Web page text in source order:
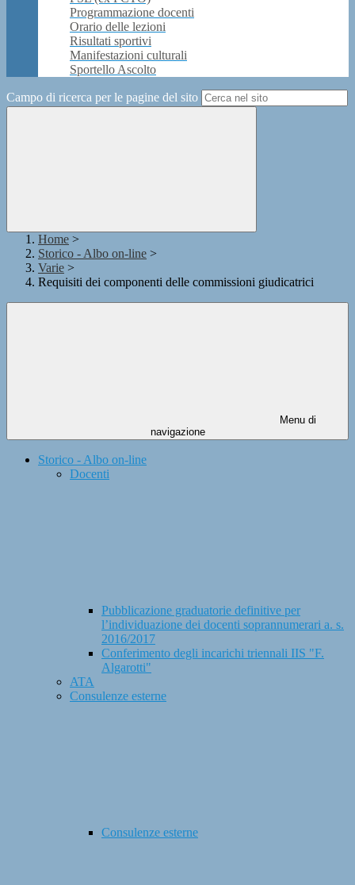
Programmazione docenti
Orario delle lezioni
Risultati sportivi
Manifestazioni culturali
Sportello Ascolto
Campo di ricerca per le pagine del sito
Home >
Storico - Albo on-line >
Varie >
Requisiti dei componenti delle commissioni giudicatrici
Menu di
navigazione
Storico - Albo on-line
Docenti
Pubblicazione graduatorie definitive per
l’individuazione dei docenti soprannumerari a. s.
2016/2017
Conferimento degli incarichi triennali IIS "F.
Algarotti"
ATA
Consulenze esterne
Consulenze esterne